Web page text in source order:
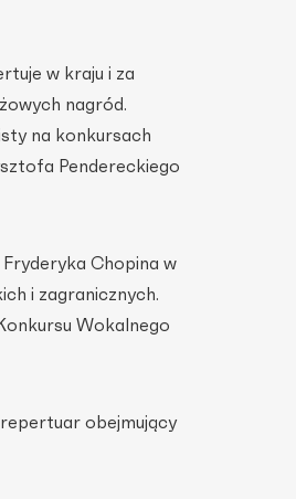
w kraju i za
nagród.
na konkursach
Pendereckiego
Chopina w
i zagranicznych.
Wokalnego
obejmujący